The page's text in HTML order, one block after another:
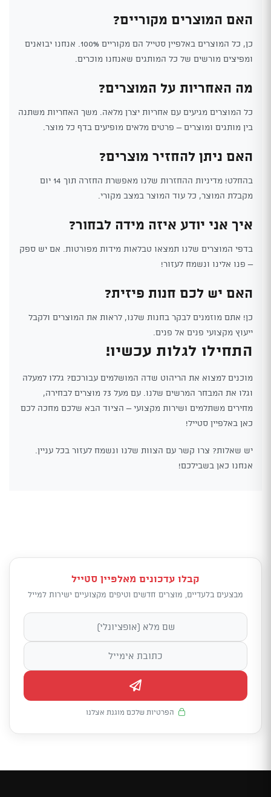
האם המוצרים מקוריים?
כן, כל המוצרים באלפיין סטייל הם מקוריים 100%. אנחנו יבואנים
ומפיצים מורשים של כל המותגים שאנחנו מוכרים.
מה האחריות על המוצרים?
כל המוצרים מגיעים עם אחריות יצרן מלאה. משך האחריות משתנה
בין מותגים ומוצרים – פרטים מלאים מופיעים בדף כל מוצר.
האם ניתן להחזיר מוצרים?
בהחלט! מדיניות ההחזרות שלנו מאפשרת החזרה תוך 14 יום
מקבלת המוצר, כל עוד המוצר במצב מקורי.
איך אני יודע איזה מידה לבחור?
בדפי המוצרים שלנו תמצאו טבלאות מידות מפורטות. אם יש ספק
– פנו אלינו ונשמח לעזור!
האם יש לכם חנות פיזית?
כן! אתם מוזמנים לבקר בחנות שלנו, לראות את המוצרים ולקבל
ייעוץ מקצועי פנים אל פנים.
התחילו לגלות עכשיו!
מוכנים למצוא את הריהוט שדה המושלמים עבורכם? גללו למעלה
וגלו את המבחר המרשים שלנו. עם מעל 73 מוצרים לבחירה,
מחירים משתלמים ושירות מקצועי – הציוד הבא שלכם מחכה לכם
כאן באלפיין סטייל!
יש שאלות? צרו קשר עם הצוות שלנו ונשמח לעזור בכל עניין.
אנחנו כאן בשבילכם!
קבלו עדכונים מאלפיין סטייל
מבצעים בלעדיים, מוצרים חדשים וטיפים מקצועיים ישירות למייל
הפרטיות שלכם מוגנת אצלנו